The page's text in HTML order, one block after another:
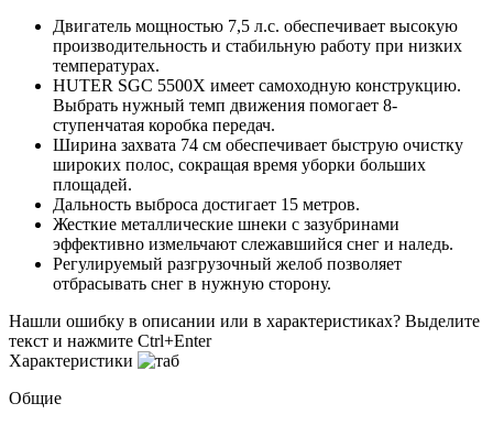
Двигатель мощностью 7,5 л.с. обеспечивает высокую
производительность и стабильную работу при низких
температурах.
HUTER SGC 5500Х имеет самоходную конструкцию.
Выбрать нужный темп движения помогает 8-
ступенчатая коробка передач.
Ширина захвата 74 см обеспечивает быструю очистку
широких полос, сокращая время уборки больших
площадей.
Дальность выброса достигает 15 метров.
Жесткие металлические шнеки с зазубринами
эффективно измельчают слежавшийся снег и наледь.
Регулируемый разгрузочный желоб позволяет
отбрасывать снег в нужную сторону.
Нашли ошибку в описании или в характеристиках? Выделите
текст и нажмите Ctrl+Enter
Характеристики
Общие